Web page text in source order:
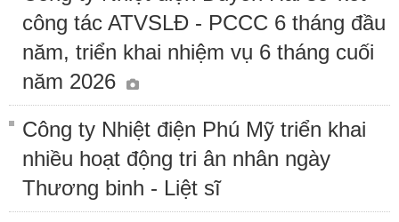
công tác ATVSLĐ - PCCC 6 tháng đầu
năm, triển khai nhiệm vụ 6 tháng cuối
năm 2026
Công ty Nhiệt điện Phú Mỹ triển khai
nhiều hoạt động tri ân nhân ngày
Thương binh - Liệt sĩ